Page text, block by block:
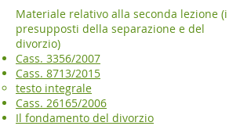
Materiale relativo alla seconda lezione (i
presupposti della separazione e del
divorzio)
Cass. 3356/2007
Cass. 8713/2015
testo integrale​
Cass. 26165/2006
Il fondamento del divorzio